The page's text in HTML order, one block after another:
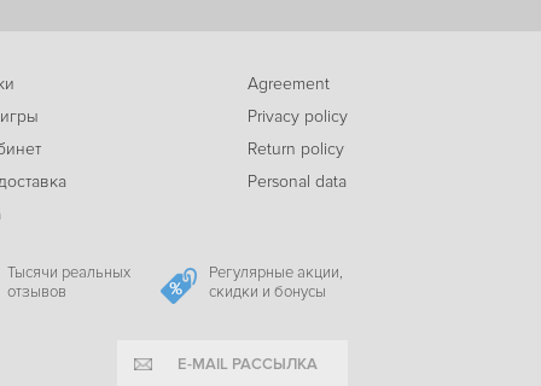
Agreement
Privacy policy
Return policy
Personal data
Тысячи реальных
отзывов
Регулярные акции,
скидки и бонусы
E-MAIL РАССЫЛКА